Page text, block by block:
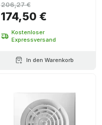
174,50 €
206,27 €
Kostenloser
Expressversand
In den Warenkorb